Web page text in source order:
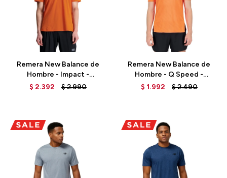
Remera New Balance de
Hombre - Impact -
MT23277CEN - RED
$ 2.392 $2.990
Remera New Balance de
Hombre - Q Speed -
MT23281NDF - ELD
$ 1.992 $2.490
Talle